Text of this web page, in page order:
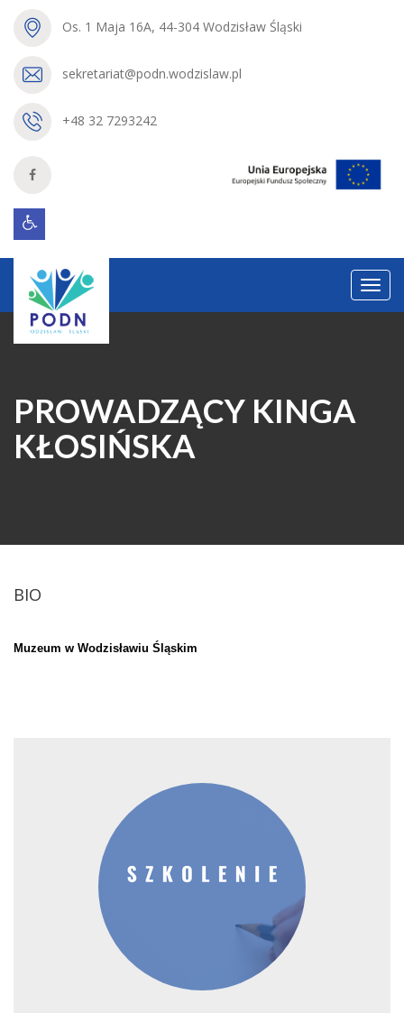
Os. 1 Maja 16A, 44-304 Wodzisław Śląski
sekretariat@podn.wodzislaw.pl
+48 32 7293242
Menu
PROWADZĄCY KINGA
KŁOSIŃSKA
BIO
Muzeum w Wodzisławiu Śląskim